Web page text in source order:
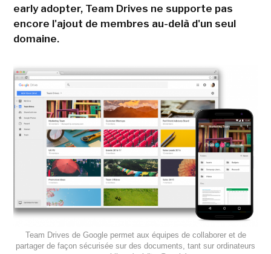
early adopter, Team Drives ne supporte pas
encore l'ajout de membres au-delà d'un seul
domaine.
Team Drives de Google permet aux équipes de collaborer et de
partager de façon sécurisée sur des documents, tant sur ordinateurs